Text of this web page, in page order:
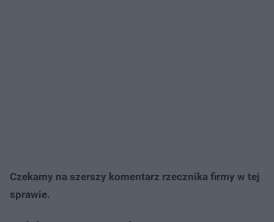
Czekamy na szerszy komentarz rzecznika firmy w tej
sprawie.